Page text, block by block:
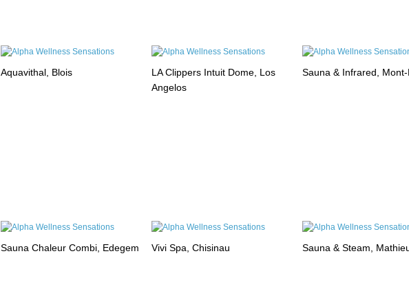
Aquavithal, Blois
LA Clippers Intuit Dome, Los
Angelos
Sauna & Infrared,
Sauna Chaleur Combi, Edegem Vivi Spa, Chisinau Sauna & Steam,